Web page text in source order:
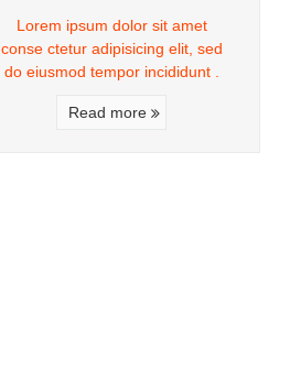
Lorem ipsum dolor sit amet
conse ctetur adipisicing elit, sed
do eiusmod tempor incididunt .
Read more